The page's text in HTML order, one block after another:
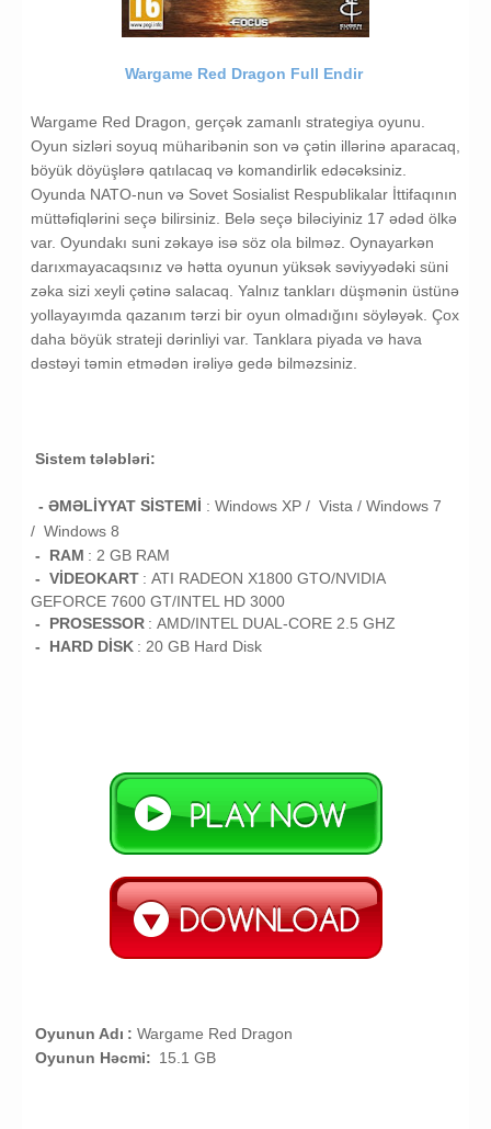
Wargame Red Dragon Full Endir
Wargame Red Dragon, gerçək zamanlı strategiya oyunu.
Oyun sizləri soyuq müharibənin son və çətin illərinə aparacaq,
böyük döyüşlərə qatılacaq və komandirlik edəcəksiniz.
Oyunda NATO-nun və Sovet Sosialist Respublikalar İttifaqının
müttəfiqlərini seçə bilirsiniz. Belə seçə biləciyiniz 17 ədəd ölkə
var. Oyundakı suni zəkayə isə söz ola bilməz. Oynayarkən
darıxmayacaqsınız və hətta oyunun yüksək səviyyədəki süni
zəka sizi xeyli çətinə salacaq. Yalnız tankları düşmənin üstünə
yollayayımda qazanım tərzi bir oyun olmadığını söyləyək. Çox
daha böyük strateji dərinliyi var. Tanklara piyada və hava
dəstəyi təmin etmədən irəliyə gedə bilməzsiniz.
Sistem tələbləri:
- ƏMƏLİYYAT SİSTEMİ : Windows XP / Vista / Windows 7
/ Windows 8
- RAM : 2 GB RAM
- VİDEOKART : ATI RADEON X1800 GTO/NVIDIA
GEFORCE 7600 GT/INTEL HD 3000
- PROSESSOR : AMD/INTEL DUAL-CORE 2.5 GHZ
- HARD DİSK : 20 GB Hard Disk
Oyunun Adı : Wargame Red Dragon
Oyunun Həcmi: 15.1 GB